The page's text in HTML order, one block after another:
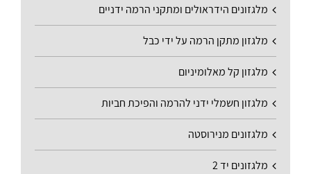
מלגזונים הידראולים ומתקני הרמה ידניים
מלגזון מתקן הרמה על ידי כבל
מלגזון קל מאלומיניום
מלגזון חשמלי ידני להרמה והפיכת חביות
מלגזונים מנירוסטה
מלגזונים יד 2